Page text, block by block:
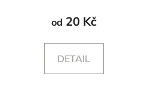
od 20 Kč
DETAIL